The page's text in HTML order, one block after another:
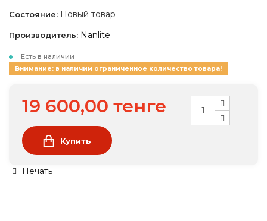
Состояние: Новый товар
Производитель: Nanlite
Есть в наличии
Внимание: в наличии ограниченное количество товара!
19 600,00 тенге
Купить
Печать